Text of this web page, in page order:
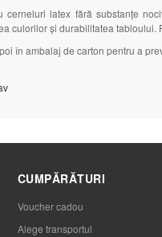
cerneluri latex fără substanțe
culorilor și durabilitatea
în ambalaj de carton pentru a
CUMPĂRĂTURI
Voucher cadou
Alege transportul